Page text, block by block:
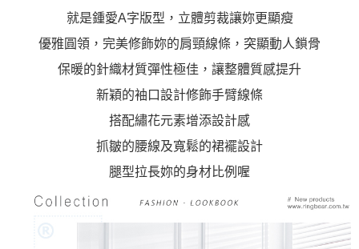
就是鍾愛A字版型，立體剪裁讓妳更顯瘦
優雅圓領，完美修飾妳的肩頸線條，突顯動人鎖骨
保暖的針織材質彈性極佳，讓整體質感提升
新穎的袖口設計修飾手臂線條
搭配繡花元素增添設計感
抓皺的腰線及寬鬆的裙襬設計
腿型拉長妳的身材比例喔